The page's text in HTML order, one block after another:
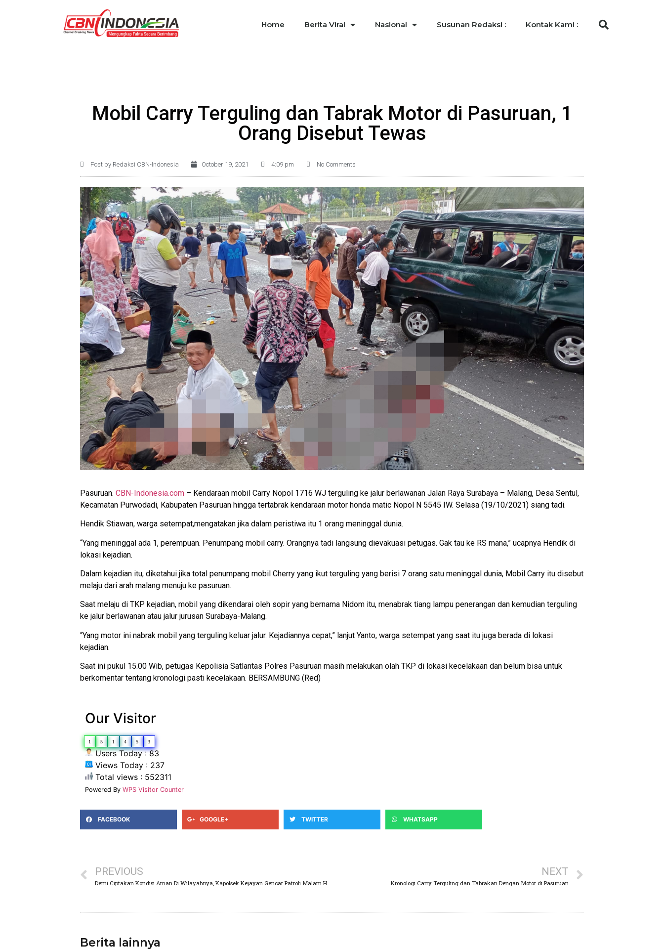
Home Berita Viral Nasional Susunan Redaksi : Kontak Kami :
Mobil Carry Terguling dan Tabrak Motor di Pasuruan, 1
Orang Disebut Tewas
Post by Redaksi CBN-Indonesia October 19, 2021 4:09 pm No Comments
Pasuruan. CBN-Indonesia.com – Kendaraan mobil Carry Nopol 1716 WJ terguling ke jalur berlawanan Jalan Raya Surabaya – Malang, Desa Sentul,
Kecamatan Purwodadi, Kabupaten Pasuruan hingga tertabrak kendaraan motor honda matic Nopol N 5545 IW. Selasa (19/10/2021) siang tadi.
Hendik Stiawan, warga setempat,mengatakan jika dalam peristiwa itu 1 orang meninggal dunia.
“Yang meninggal ada 1, perempuan. Penumpang mobil carry. Orangnya tadi langsung dievakuasi petugas. Gak tau ke RS mana,” ucapnya Hendik di
lokasi kejadian.
Dalam kejadian itu, diketahui jika total penumpang mobil Cherry yang ikut terguling yang berisi 7 orang satu meninggal dunia, Mobil Carry itu disebut
melaju dari arah malang menuju ke pasuruan.
Saat melaju di TKP kejadian, mobil yang dikendarai oleh sopir yang bernama Nidom itu, menabrak tiang lampu penerangan dan kemudian terguling
ke jalur berlawanan atau jalur jurusan Surabaya-Malang.
“Yang motor ini nabrak mobil yang terguling keluar jalur. Kejadiannya cepat,” lanjut Yanto, warga setempat yang saat itu juga berada di lokasi
kejadian.
Saat ini pukul 15.00 Wib, petugas Kepolisia Satlantas Polres Pasuruan masih melakukan olah TKP di lokasi kecelakaan dan belum bisa untuk
berkomentar tentang kronologi pasti kecelakaan. BERSAMBUNG (Red)
Our Visitor
1 5 1 4 5 3
Users Today : 83
Views Today : 237
Total views : 552311
Powered By WPS Visitor Counter
FACEBOOK GOOGLE+ TWITTER WHATSAPP
PREVIOUS NEXT
Kronologi Carry Terguling dan Tabrakan Dengan Motor di Pasuruan
Berita lainnya